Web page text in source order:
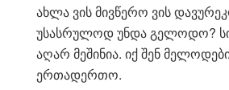
ახლა ვის მივწერო ვის
უსასრულოდ უნდა გელოდო?
აღარ მეშინია. იქ შენ
ერთადერთო.